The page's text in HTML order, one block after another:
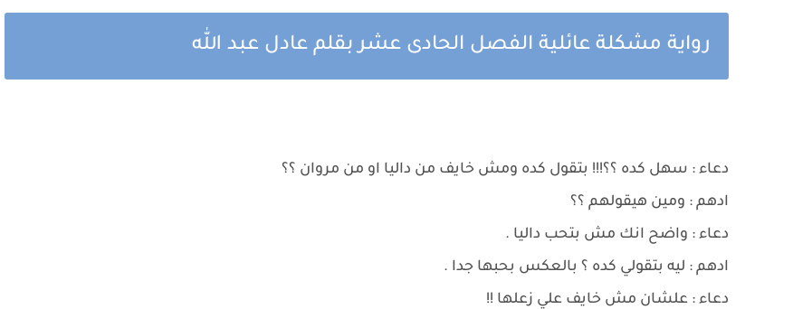
رواية مشكلة عائلية الفصل الحادى عشر بقلم عادل عبد الله
دعاء : سهل كده ؟؟!!! بتقول كده ومش خايف من داليا او من مروان ؟؟
ادهم : ومين هيقولهم ؟؟
دعاء : واضح انك مش بتحب داليا .
ادهم : ليه بتقولي كده ؟ بالعكس بحبها جدا .
دعاء : علشان مش خايف علي زعلها !!